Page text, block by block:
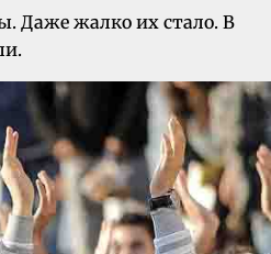
Даже жалко их стало. В